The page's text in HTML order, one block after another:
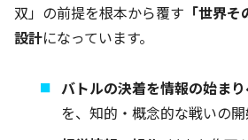
双」の前提を根本から覆す 「世界
設計になっています。
バトルの決着を情報の始ま
を、知的・概念的な戦いの開